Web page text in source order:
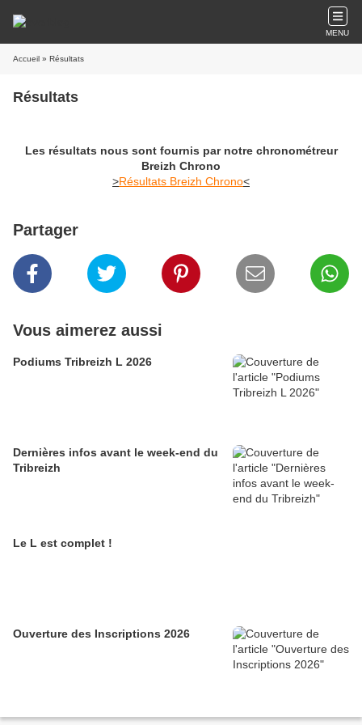
MENU
Accueil » Résultats
Résultats
Les résultats nous sont fournis par notre chronométreur
Breizh Chrono
>Résultats Breizh Chrono<
Partager
Vous aimerez aussi
Podiums Tribreizh L 2026
Dernières infos avant le week-end du
Tribreizh
Le L est complet !
Ouverture des Inscriptions 2026